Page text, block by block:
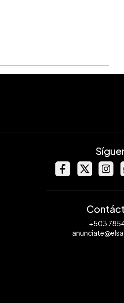
+503